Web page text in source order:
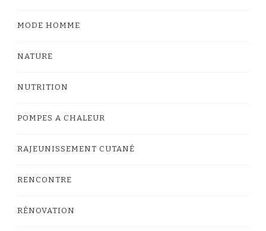
MODE HOMME
NATURE
NUTRITION
POMPES A CHALEUR
RAJEUNISSEMENT CUTANÉ
RENCONTRE
RÉNOVATION